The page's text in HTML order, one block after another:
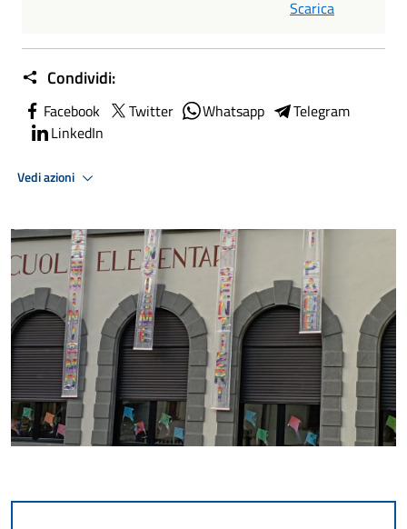
Scarica
Condividi:
Facebook Twitter Whatsapp
Telegram
LinkedIn
Vedi azioni